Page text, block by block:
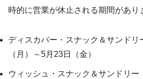
時的に営業が休止される期間があり
ディスカバー・スナック＆サンドリ
（月）～5月23日（金）
ウィッシュ・スナック＆サンドリー